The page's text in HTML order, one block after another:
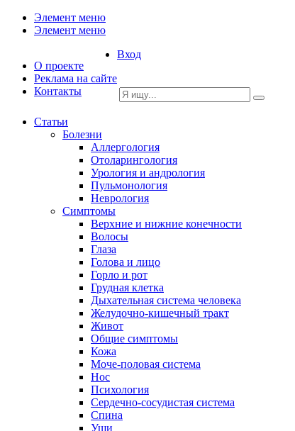
Элемент меню
Элемент меню
О проекте
Реклама на сайте
Контакты
Вход
Статьи
Болезни
Аллергология
Отоларингология
Урология и андрология
Пульмонология
Неврология
Симптомы
Верхние и нижние конечности
Волосы
Глаза
Голова и лицо
Горло и рот
Грудная клетка
Дыхательная система человека
Желудочно-кишечный тракт
Живот
Общие симптомы
Кожа
Моче-половая система
Нос
Психология
Сердечно-сосудистая система
Спина
Уши